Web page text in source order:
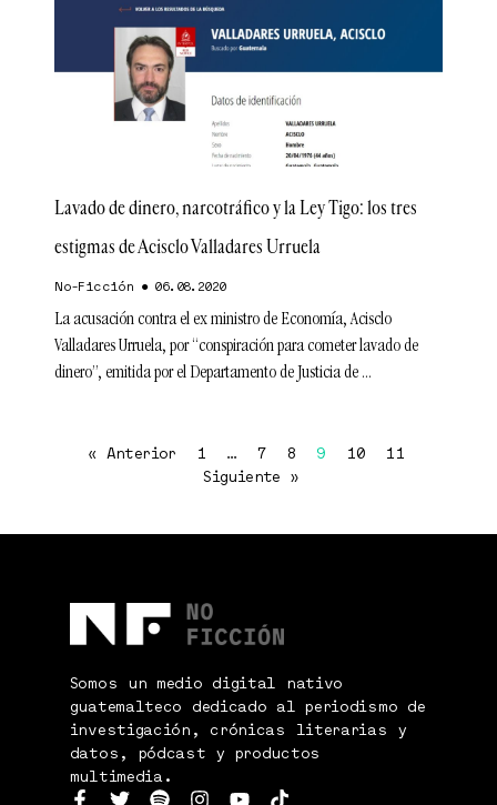
Lavado de dinero, narcotráfico y la Ley Tigo: los tres
estigmas de Acisclo Valladares Urruela
No-Ficción 06.08.2020
La acusación contra el ex ministro de Economía, Acisclo
Valladares Urruela, por “conspiración para cometer lavado de
dinero”, emitida por el Departamento de Justicia de
« Anterior 1 … 7 8 9 10
11
Siguiente »
Somos un medio digital nativo
guatemalteco dedicado al periodismo de
investigación, crónicas literarias y
datos, pódcast y productos
multimedia.